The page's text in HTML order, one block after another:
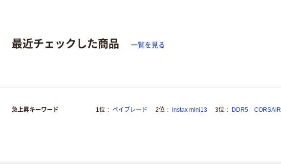
最近チェックした商品 一覧を見る
急上昇キーワード 1位 ベイブレード 2位 instax mini13 3位 DDR5 CORSAIR